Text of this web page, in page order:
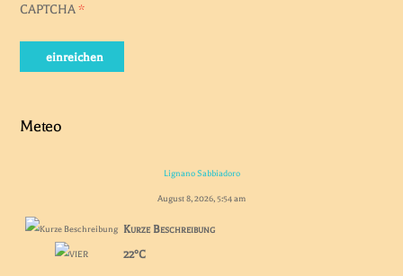
CAPTCHA *
einreichen
Meteo
Lignano Sabbiadoro
August 8, 2026, 5:54 am
Kurze Beschreibung
22°C